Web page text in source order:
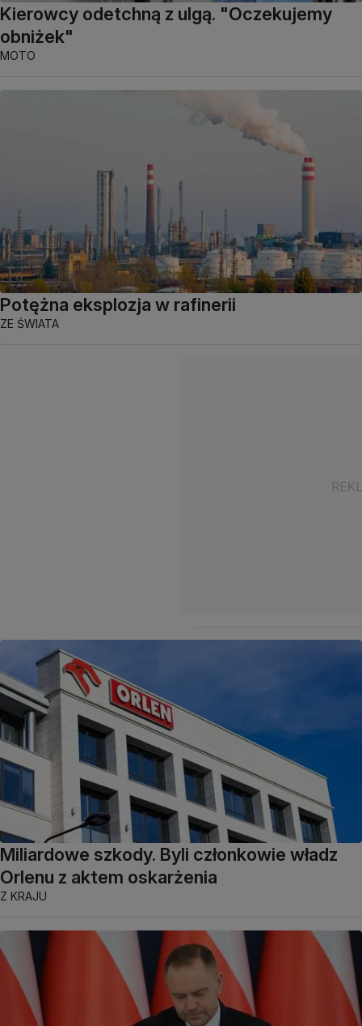
Kierowcy odetchną z ulgą. "Oczekujemy
obniżek"
MOTO
Potężna eksplozja w rafinerii
ZE ŚWIATA
Miliardowe szkody. Byli członkowie władz
Orlenu z aktem oskarżenia
Z KRAJU